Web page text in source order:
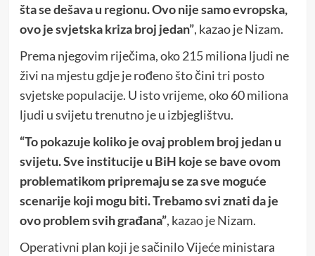
šta se dešava u regionu. Ovo nije samo evropska,
ovo je svjetska kriza broj jedan”, kazao je Nizam.
Prema njegovim riječima, oko 215 miliona ljudi ne
živi na mjestu gdje je rođeno što čini tri posto
svjetske populacije. U isto vrijeme, oko 60 miliona
ljudi u svijetu trenutno je u izbjeglištvu.
“To pokazuje koliko je ovaj problem broj jedan u
svijetu. Sve institucije u BiH koje se bave ovom
problematikom pripremaju se za sve moguće
scenarije koji mogu biti. Trebamo svi znati da je
ovo problem svih građana”, kazao je Nizam.
Operativni plan koji je sačinilo Vijeće ministara